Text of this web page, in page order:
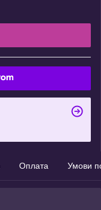
Оплата Умови